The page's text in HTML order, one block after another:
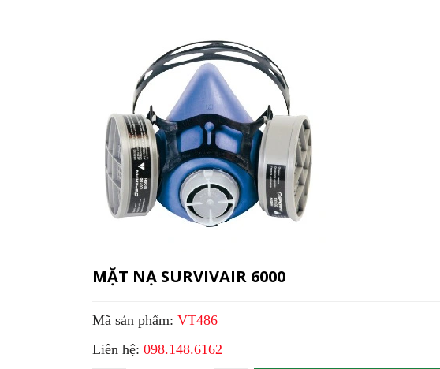
MẶT NẠ SURVIVAIR 6000
Mã sản phẩm: VT486
Liên hệ: 098.148.6162